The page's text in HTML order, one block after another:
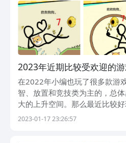
的...
2023年近期比较受欢迎的
前比较火的手游分享
在2022年小编也玩了很多款游
智、放置和竞技类为主的，总
大的上升空间。那么最近比较
的一年，随着国产游戏的迅速崛
2023-01-17 23:26:57